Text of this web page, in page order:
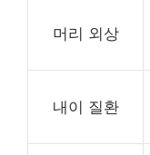
머리 외상
내이 질환